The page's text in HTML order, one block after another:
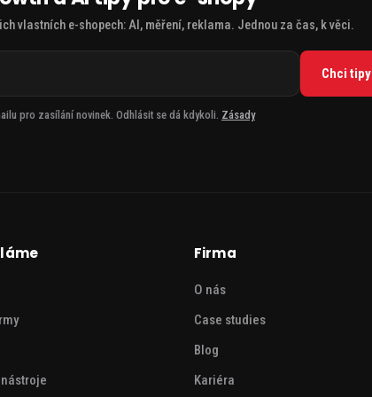
vlastních e-shopech: AI, měření, reklama. Jednou za čas, k věci.
Chci tipy
pro zasílání novinek. Odhlásit se dá kdykoli. Zásady
Firma
O nás
Case studies
Blog
Kariéra